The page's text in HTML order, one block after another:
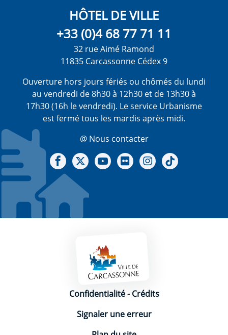
HÔTEL DE VILLE
+33 (0)4 68 77 71 11
32 rue Aimé Ramond
11835 Carcassonne Cédex 9
Ouverture hors jours fériés ou chômés du lundi
au vendredi de 8h30 à 12h30 et de 13h30 à
17h30 (16h le vendredi). Le service Urbanisme
est fermé tous les mardis après midi.
@ Nous contacter
Notre Facebook
Notre X - (twitter)
Notre chaine Youtube
Notre Gallerie sur Flickr
Notre Instagram
Mentions légales
Confidentialité-Crédits
Signaler une erreur